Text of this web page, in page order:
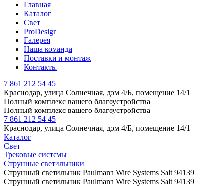
Главная
Каталог
Свет
ProDesign
Галерея
Наша команда
Поставки и монтаж
Контакты
7 861 212 54 45
Краснодар, улица Солнечная, дом 4/Б, помещение 14/1
Полный комплекс вашего благоустройства
Полный комплекс вашего благоустройства
7 861 212 54 45
Краснодар, улица Солнечная, дом 4/Б, помещение 14/1
Каталог
Свет
Трековые системы
Струнные светильники
Струнный светильник Paulmann Wire Systems Salt 94139
Струнный светильник Paulmann Wire Systems Salt 94139